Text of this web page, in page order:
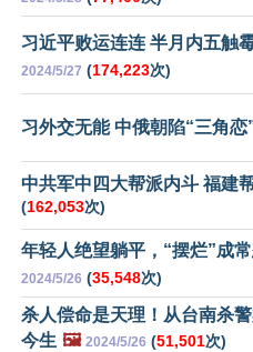
习近平败运连连 半月内五触
2024/5/27 (174,223次)
习外交无能 中俄朝陷“三角恋
中共军中四大帮派内斗 福建
(162,053次)
年轻人绝望躺平，“摆烂”成
2024/5/26 (35,548次)
杀人偿命是天理！从台南杀
今生 🖼️ 2024/5/26 (51,501次)